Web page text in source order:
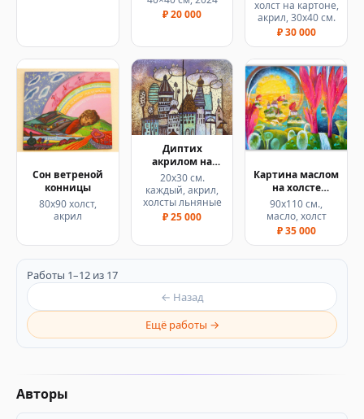
₽ 20 000
холст на картоне,
акрил, 30х40 см.
₽ 30 000
Сон ветреной
конницы
80х90 холст,
акрил
Диптих
акрилом на
холстах
"Грибной
дождь"
20х30 см.
каждый, акрил,
холсты льняные
₽ 25 000
Картина маслом
на холсте
"Гиперион"
90х110 см.,
масло, холст
₽ 35 000
Работы 1–12 из 17
← Назад
Ещё работы →
Авторы